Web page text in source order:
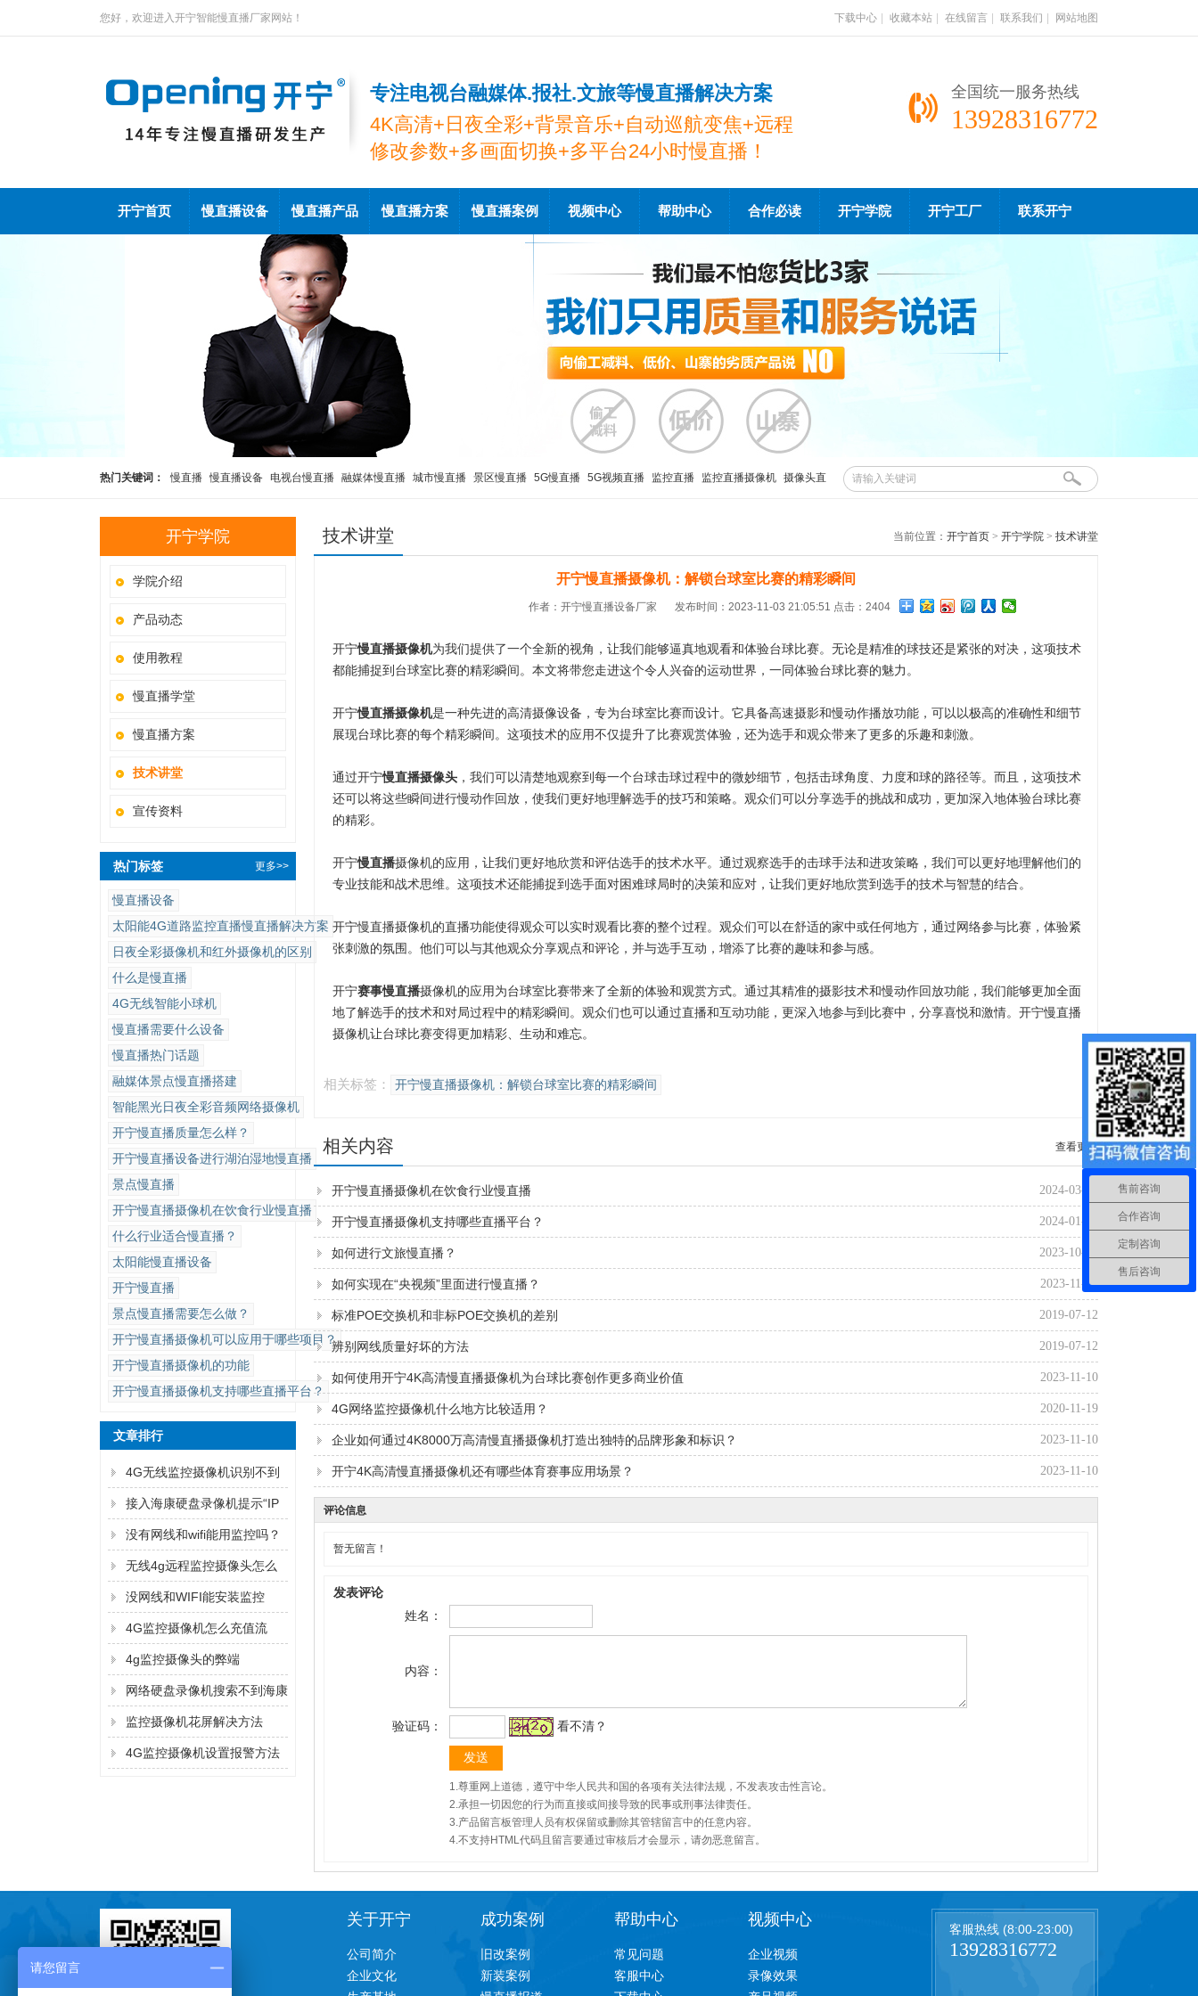
您好，欢迎进入开宁智能慢直播厂家网站！ 下载中心 收藏本站 在线留言 联系我们 网站地图
专注电视台融媒体.报社.文旅等慢直播解决方案
4K高清+日夜全彩+背景音乐+自动巡航变焦+远程
修改参数+多画面切换+多平台24小时慢直播！
全国统一服务热线
13928316772
开宁首页 慢直播设备 慢直播产品 慢直播方案 慢直播案例 视频中心 帮助中心 合作必读 开宁学院 开宁工厂 联系开宁
热门关键词： 慢直播 慢直播设备 电视台慢直播 融媒体慢直播 城市慢直播 景区慢直播 5G慢直播 5G视频直播 监控直播 监控直播摄像机 摄像头直
播 rtmp推流摄像头
开宁学院
学院介绍
产品动态
使用教程
慢直播学堂
慢直播方案
技术讲堂
宣传资料
热门标签 更多>>
慢直播设备
太阳能4G道路监控直播慢直播解决方案
日夜全彩摄像机和红外摄像机的区别
什么是慢直播
4G无线智能小球机
慢直播需要什么设备
慢直播热门话题
融媒体景点慢直播搭建
智能黑光日夜全彩音频网络摄像机
开宁慢直播质量怎么样？
开宁慢直播设备进行湖泊湿地慢直播
景点慢直播
开宁慢直播摄像机在饮食行业慢直播
什么行业适合慢直播？
太阳能慢直播设备
开宁慢直播
景点慢直播需要怎么做？
开宁慢直播摄像机可以应用于哪些项目？
开宁慢直播摄像机的功能
开宁慢直播摄像机支持哪些直播平台？
文章排行
4G无线监控摄像机识别不到
内存卡怎么解决？
接入海康硬盘录像机提示“IP
通道异常”解决方法
没有网线和wifi能用监控吗？
无线4g远程监控摄像头怎么
连手机
没网线和WIFI能安装监控
吗？
4G监控摄像机怎么充值流
量？
4g监控摄像头的弊端
网络硬盘录像机搜索不到海康
监控摄像机的IP地址的解决方
法
监控摄像机花屏解决方法
4G监控摄像机设置报警方法
技术讲堂 当前位置： 开宁首页 > 开宁学院 > 技术讲堂
开宁慢直播摄像机：解锁台球室比赛的精彩瞬间
作者：开宁慢直播设备厂家 发布时间：2023-11-03 21:05:51 点击：2404
开宁慢直播摄像机为我们提供了一个全新的视角，让我们能够逼真地观看和体验台球比赛。无论是精准的球技还是紧张的对决，这项技术
都能捕捉到台球室比赛的精彩瞬间。本文将带您走进这个令人兴奋的运动世界，一同体验台球比赛的魅力。
开宁慢直播摄像机是一种先进的高清摄像设备，专为台球室比赛而设计。它具备高速摄影和慢动作播放功能，可以以极高的准确性和细节
展现台球比赛的每个精彩瞬间。这项技术的应用不仅提升了比赛观赏体验，还为选手和观众带来了更多的乐趣和刺激。
通过开宁慢直播摄像头 ，我们可以清楚地观察到每一个台球击球过程中的微妙细节，包括击球角度、力度和球的路径等。而且，这项技术
还可以将这些瞬间进行慢动作回放，使我们更好地理解选手的技巧和策略。观众们可以分享选手的挑战和成功，更加深入地体验台球比赛
的精彩。
开宁慢直播摄像机的应用，让我们更好地欣赏和评估选手的技术水平。通过观察选手的击球手法和进攻策略，我们可以更好地理解他们的
专业技能和战术思维。这项技术还能捕捉到选手面对困难球局时的决策和应对，让我们更好地欣赏到选手的技术与智慧的结合。
开宁慢直播摄像机的直播功能使得观众可以实时观看比赛的整个过程。观众们可以在舒适的家中或任何地方，通过网络参与比赛，体验紧
张刺激的氛围。他们可以与其他观众分享观点和评论，并与选手互动，增添了比赛的趣味和参与感。
开宁赛事慢直播摄像机的应用为台球室比赛带来了全新的体验和观赏方式。通过其精准的摄影技术和慢动作回放功能，我们能够更加全面
地了解选手的技术和对局过程中的精彩瞬间。观众们也可以通过直播和互动功能，更深入地参与到比赛中，分享喜悦和激情。开宁慢直播
摄像机让台球比赛变得更加精彩、生动和难忘。
相关标签： 开宁慢直播摄像机：解锁台球室比赛的精彩瞬间
相关内容 查看更多
2024-03-13
开宁慢直播摄像机在饮食行业慢直播
2024-01-30
开宁慢直播摄像机支持哪些直播平台？
2023-10-09
如何进行文旅慢直播？
2023-11-10
如何实现在“央视频”里面进行慢直播？
2019-07-12
标准POE交换机和非标POE交换机的差别
2019-07-12
辨别网线质量好坏的方法
2023-11-10
如何使用开宁4K高清慢直播摄像机为台球比赛创作更多商业价值
2020-11-19
4G网络监控摄像机什么地方比较适用？
2023-11-10
企业如何通过4K8000万高清慢直播摄像机打造出独特的品牌形象和标识？
2023-11-10
开宁4K高清慢直播摄像机还有哪些体育赛事应用场景？
评论信息
暂无留言！
发表评论
姓名：
内容：
验证码： 看不清？
1.尊重网上道德，遵守中华人民共和国的各项有关法律法规，不发表攻击性言论。
2.承担一切因您的行为而直接或间接导致的民事或刑事法律责任。
3.产品留言板管理人员有权保留或删除其管辖留言中的任意内容。
4.不支持HTML代码且留言要通过审核后才会显示，请勿恶意留言。
关于开宁
公司简介
企业文化
成功案例
旧改案例
新装案例
帮助中心
常见问题
客服中心
视频中心
企业视频
录像效果
客服热线 (8:00-23:00)
13928316772
售前咨询
合作咨询
定制咨询
售后咨询
请您留言